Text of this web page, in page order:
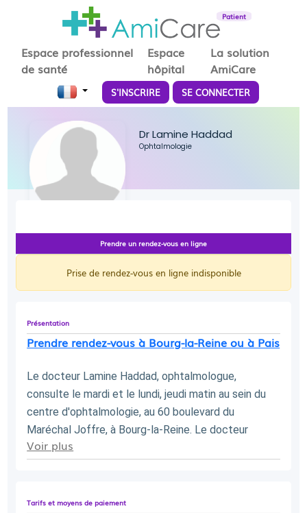
Patient
Espace professionnel
de santé
Espace
hôpital
La solution
AmiCare
S'INSCRIRE SE CONNECTER
Dr Lamine Haddad
Ophtalmologie
Présentation
Prendre rendez-vous à Bourg-la-Reine ou à Pais
Le docteur Lamine Haddad, ophtalmologue,
consulte le mardi et le lundi, jeudi matin au sein du
centre d'ophtalmologie, au 60 boulevard du
Maréchal Joffre, à Bourg-la-Reine. Le docteur
Haddad reçoit ses patients (adultes ou enfants de 6
secrétariat par téléphone.
Voir plus
Tarifs et moyens de paiement
Prendre un rendez-vous en ligne
Prise de rendez-vous en ligne indisponible